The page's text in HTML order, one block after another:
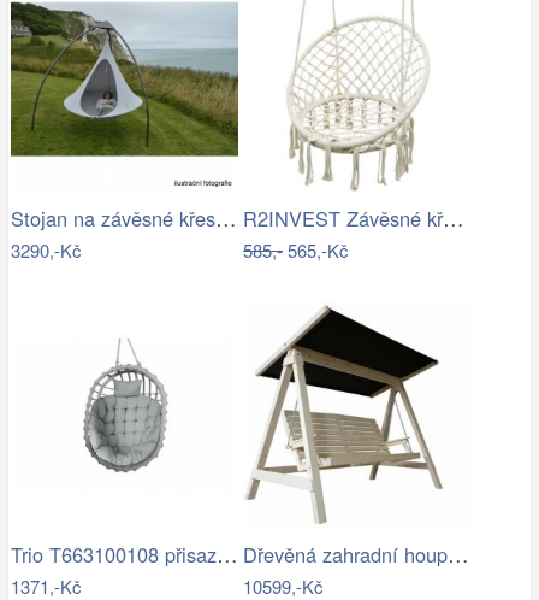
Stojan na závěsné křeslo HAKI Tempo…
3290,-Kč
R2INVEST Závěsné křeslo s třásněmi…
585,-565,-Kč
Trio T663100108 přisazené stropní…
1371,-Kč
Dřevěná zahradní houpačka Lucas pro 4…
10599,-Kč